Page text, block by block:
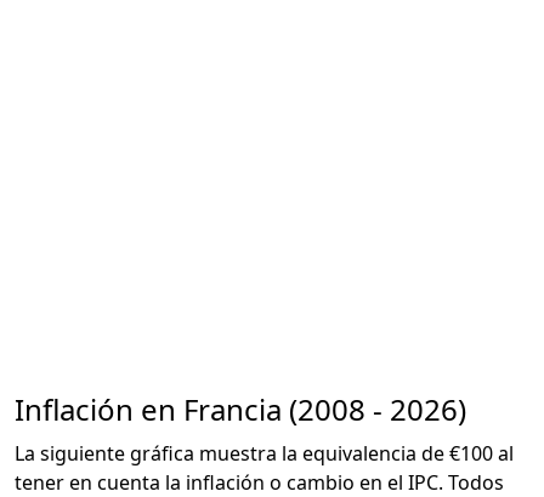
Inflación en Francia (2008 - 2026)
La siguiente gráfica muestra la equivalencia de €100 al
tener en cuenta la inflación o cambio en el IPC. Todos